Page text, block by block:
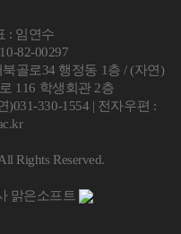
: 임연수
82-00297
골로34 행정동 1층 / (자연)
116 학생회관 2층
)031-330-1554 | 전자우편 :
Rights Reserved.
맑은소프트